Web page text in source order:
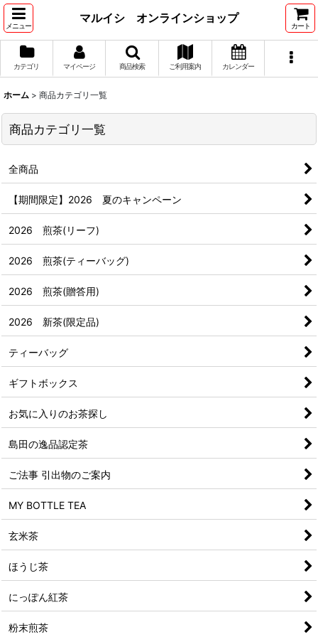
メニュー
マルイシ オンラインショップ
カート
カテゴリ マイページ 商品検索 ご利用案内 カレンダー
ホーム > 商品カテゴリ一覧
商品カテゴリ一覧
全商品
【期間限定】2026 夏のキャンペーン
2026 煎茶(リーフ)
2026 煎茶(ティーバッグ)
2026 煎茶(贈答用)
2026 新茶(限定品)
ティーバッグ
ギフトボックス
お気に入りのお茶探し
島田の逸品認定茶
ご法事 引出物のご案内
MY BOTTLE TEA
玄米茶
ほうじ茶
にっぽん紅茶
粉末煎茶